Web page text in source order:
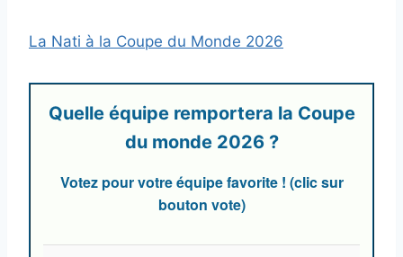
La Nati à la Coupe du Monde 2026
Quelle équipe remportera la Coupe
du monde 2026 ?
Votez pour votre équipe favorite ! (clic sur
bouton vote)